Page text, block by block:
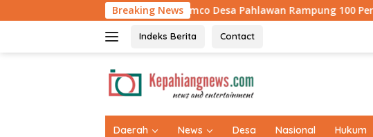
ke
Breaking News
Jembatan Armco Desa Pahlawan Rampung 100 Persen, Asa Baru 540
Indeks Berita Contact
Daerah News Desa Nasional Hukum